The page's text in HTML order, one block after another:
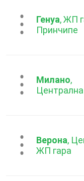
...Генуа, ЖП
Принчипе
...Милано,
Централна
...Верона,
ЖП гара